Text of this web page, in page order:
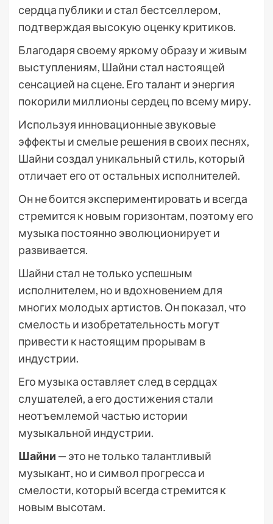
сердца публики и стал бестселлером,
подтверждая высокую оценку критиков.
Благодаря своему яркому образу и живым
выступлениям, Шайни стал настоящей
сенсацией на сцене. Его талант и энергия
покорили миллионы сердец по всему миру.
Используя инновационные звуковые
эффекты и смелые решения в своих песнях,
Шайни создал уникальный стиль, который
отличает его от остальных исполнителей.
Он не боится экспериментировать и всегда
стремится к новым горизонтам, поэтому его
музыка постоянно эволюционирует и
развивается.
Шайни стал не только успешным
исполнителем, но и вдохновением для
многих молодых артистов. Он показал, что
смелость и изобретательность могут
привести к настоящим прорывам в
индустрии.
Его музыка оставляет след в сердцах
слушателей, а его достижения стали
неотъемлемой частью истории
музыкальной индустрии.
Шайни — это не только талантливый
музыкант, но и символ прогресса и
смелости, который всегда стремится к
новым высотам.